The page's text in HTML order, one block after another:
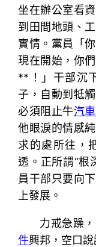
坐在辦公室看
到田間地頭、
實情。黨員「
現在開始，你
**！」干部沉
子，自動到牴
必須阻止牛汽
他眼淚的情感
求的處所往，
透。正所謂“根
員干部只要向
上發展。
力戒急躁
件興邦，空口說